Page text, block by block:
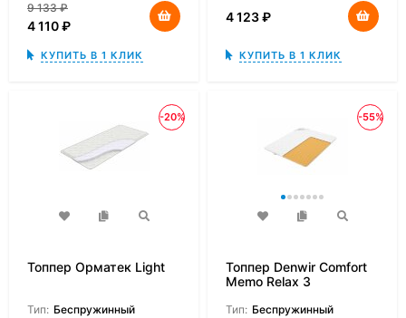
9 133₽
4 110₽
КУПИТЬ В 1 КЛИК
4 123₽
КУПИТЬ В 1 КЛИК
-20%
Топпер Орматек Light
Тип: Беспружинный
-55%
Топпер Denwir Comfort
Memo Relax 3
Тип: Беспружинный